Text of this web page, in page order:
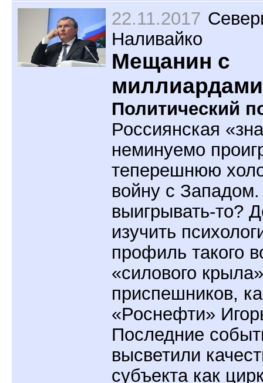
22.11.2017
Наливайко
Мещанин с
миллиардами
Политический
Россиянская
неминуемо
теперешнюю
войну с
выигрывать-то?
изучить
профиль такого
«силового
приспешников,
«Роснефти»
Последние
высветили
субъекта как